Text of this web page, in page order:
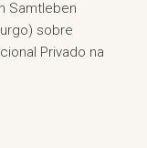
Samtleben
sobre
Privado na